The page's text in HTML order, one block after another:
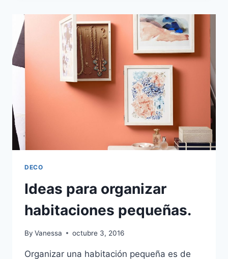
CASA
ORDENADA
DECO
Ideas para organizar
habitaciones pequeñas.
By Vanessa octubre 3, 2016
Organizar una habitación pequeña es de